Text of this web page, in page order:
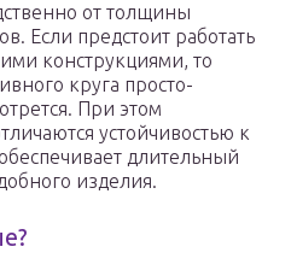
от толщины
Если предстоит работать
конструкциями, то
круга просто-
При этом
устойчивостью к
длительный
изделия.